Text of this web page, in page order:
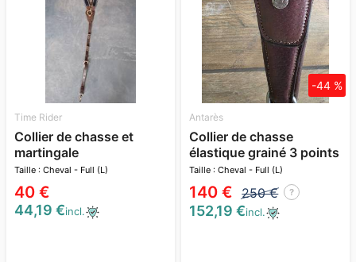
Time Rider
Collier de chasse et
martingale
Taille : Cheval - Full (L)
40 €
44,19 €incl.
Antarès
Collier de chasse
élastique grainé 3 points
Antarès
Taille : Cheval - Full (L)
140 € 250 € ?
-44 %
152,19 €incl.